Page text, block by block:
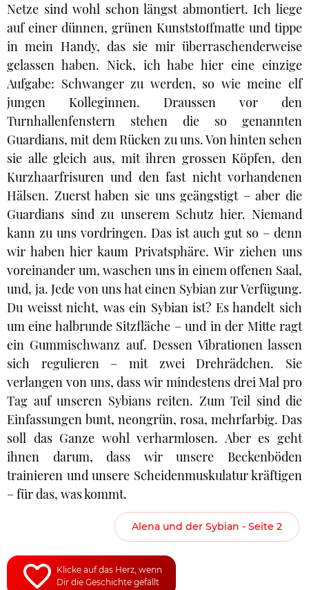
Netze sind wohl schon längst abmontiert. Ich liege
auf einer dünnen, grünen Kunststoffmatte und tippe
in mein Handy, das sie mir überraschenderweise
gelassen haben. Nick, ich habe hier eine einzige
Aufgabe: Schwanger zu werden, so wie meine elf
jungen Kolleginnen. Draussen vor den
Turnhallenfenstern stehen die so genannten
Guardians, mit dem Rücken zu uns. Von hinten sehen
sie alle gleich aus, mit ihren grossen Köpfen, den
Kurzhaarfrisuren und den fast nicht vorhandenen
Hälsen. Zuerst haben sie uns geängstigt – aber die
Guardians sind zu unserem Schutz hier. Niemand
kann zu uns vordringen. Das ist auch gut so – denn
wir haben hier kaum Privatsphäre. Wir ziehen uns
voreinander um, waschen uns in einem offenen Saal,
und, ja. Jede von uns hat einen Sybian zur Verfügung.
Du weisst nicht, was ein Sybian ist? Es handelt sich
um eine halbrunde Sitzfläche – und in der Mitte ragt
ein Gummischwanz auf. Dessen Vibrationen lassen
sich regulieren – mit zwei Drehrädchen. Sie
verlangen von uns, dass wir mindestens drei Mal pro
Tag auf unseren Sybians reiten. Zum Teil sind die
Einfassungen bunt, neongrün, rosa, mehrfarbig. Das
soll das Ganze wohl verharmlosen. Aber es geht
ihnen darum, dass wir unsere Beckenböden
trainieren und unsere Scheidenmuskulatur kräftigen
– für das, was kommt.
Alena und der Sybian - Seite 2
Klicke auf das Herz, wenn
Dir die Geschichte gefällt